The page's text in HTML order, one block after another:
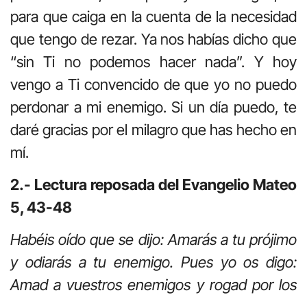
para que caiga en la cuenta de la necesidad
que tengo de rezar. Ya nos habías dicho que
“sin Ti no podemos hacer nada”. Y hoy
vengo a Ti convencido de que yo no puedo
perdonar a mi enemigo. Si un día puedo, te
daré gracias por el milagro que has hecho en
mí.
2.- Lectura reposada del Evangelio Mateo
5, 43-48
Habéis oído que se dijo: Amarás a tu prójimo
y odiarás a tu enemigo. Pues yo os digo:
Amad a vuestros enemigos y rogad por los